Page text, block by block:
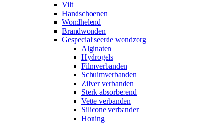
Vilt
Handschoenen
Wondhelend
Brandwonden
Gespecialiseerde wondzorg
Alginaten
Hydrogels
Filmverbanden
Schuimverbanden
Zilver verbanden
Sterk absorberend
Vette verbanden
Silicone verbanden
Honing